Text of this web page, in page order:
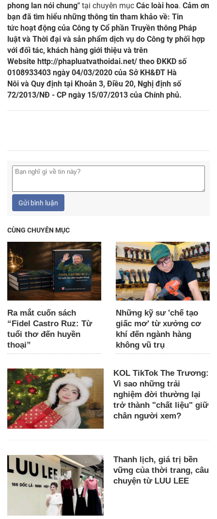
phong lan nói chung" tại chuyên mục Các loài hoa. Cảm ơn
bạn đã tìm hiểu những thông tin tham khảo về: Tin
tức hoạt động của Công ty Cổ phần Truyền thông Pháp
luật và Thời đại và sản phẩm dịch vụ do Công ty phối hợp
với đối tác, khách hàng giới thiệu và trên
Website http://phapluatvathoidai.net/ theo ĐKKD số
0108933403 ngày 04/03/2020 của Sở KH&ĐT Hà
Nôi và Quy định tại Khoản 3, Điều 20, Nghị định số
72/2013/NĐ - CP ngày 15/07/2013 của Chính phủ.
Gửi bình luận
CÙNG CHUYÊN MỤC
Ra mắt cuốn sách
“Fidel Castro Ruz: Từ
tuổi thơ đến huyền
thoại”
Những kỹ sư 'chế tạo
giấc mơ' từ xưởng cơ
khí đến ngành hàng
không vũ trụ
KOL TikTok The Trương:
Vì sao những trải
nghiệm đời thường lại
trở thành "chất liệu" giữ
chân người xem?
Thanh lịch, giá trị bền
vững của thời trang, câu
chuyện từ LUU LEE